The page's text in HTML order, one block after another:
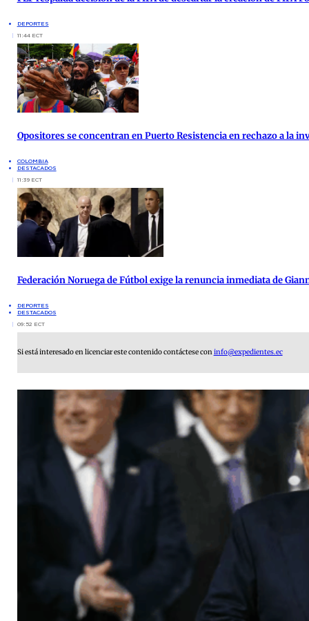
DEPORTES
11:44 ECT
Opositores se concentran en Puerto Resistencia en rechazo a la
COLOMBIA
DESTACADOS
11:39 ECT
Federación Noruega de Fútbol exige la renuncia inmediata de
DEPORTES
DESTACADOS
09:52 ECT
Si está interesado en licenciar este contenido contáctese coninfo@expedientes.ec